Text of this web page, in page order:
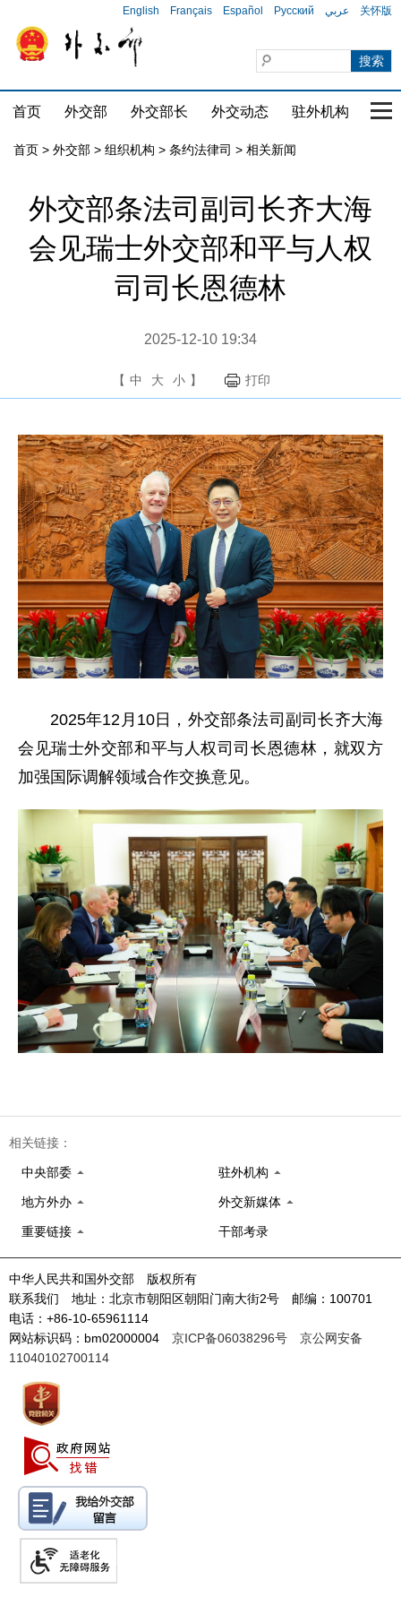
English Français Español Русский عربي 关怀版
首页 外交部 外交部长 外交动态 驻外机构 国
首页 > 外交部 > 组织机构 > 条约法律司 > 相关新闻
外交部条法司副司长齐大海
会见瑞士外交部和平与人权
司司长恩德林
2025-12-10 19:34
【 中 大 小 】 打印
2025年12月10日，外交部条法司副司长齐大海
会见瑞士外交部和平与人权司司长恩德林，就双方
加强国际调解领域合作交换意见。
相关链接：
中央部委 驻外机构
地方外办 外交新媒体
重要链接 干部考录
中华人民共和国外交部 版权所有
联系我们 地址：北京市朝阳区朝阳门南大街2号 邮编：100701
电话：+86-10-65961114
网站标识码：bm02000004 京ICP备06038296号
京公网安备
11040102700114